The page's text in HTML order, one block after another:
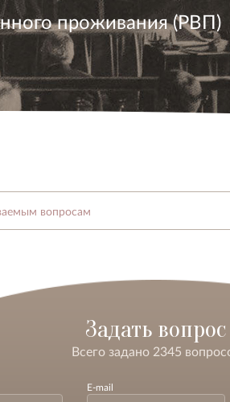
проживания (РВП)
Задать вопрос
Всего задано 2345
E-mail